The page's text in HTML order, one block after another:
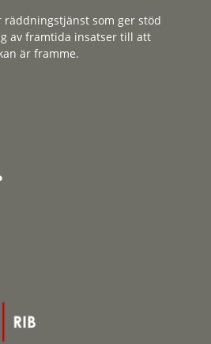
räddningstjänst som ger stöd
av framtida insatser till att
är framme.